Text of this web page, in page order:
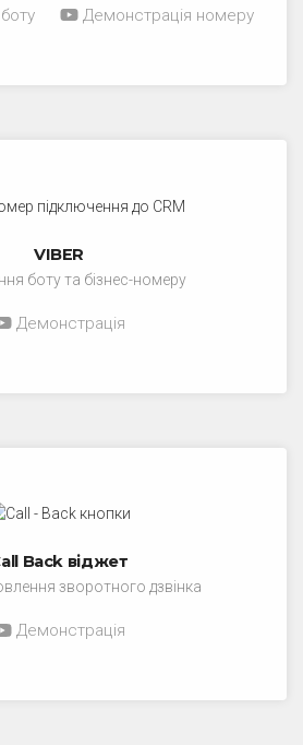
Демонстрація номеру
VIBER
боту та бізнес-номеру
Демонстрація
Back віджет
зворотного дзвінка
Демонстрація